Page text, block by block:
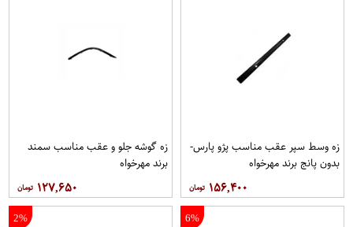
زه وسط سپر عقب مناسب پژو پارس-
بدون پانج برند مهرخواه
۱۵۶,۴۰۰
زه گوشه جلو و عقب مناسب سمند
برند مهرخواه
۱۲۷,۶۵۰
6%
2%